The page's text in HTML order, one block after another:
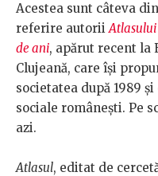
Acestea sunt câteva
referire autorii
de ani, apărut recent la
Clujeană, care își
societatea după 1989
sociale românești. Pe
azi.
Atlasul, editat de